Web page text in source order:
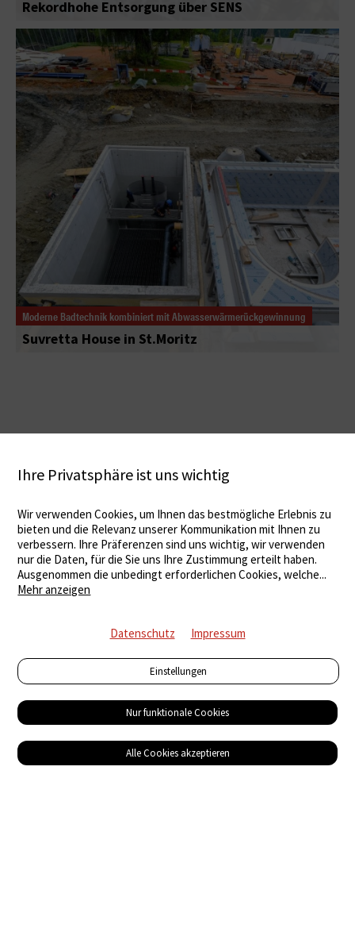
Rekordhohe Entsorgung über SENS
Moderne Badtechnik kombiniert mit Abwasserwärmerückgewinnung
Suvretta House in St.Moritz
Ihre Privatsphäre ist uns wichtig
Wir verwenden Cookies, um Ihnen das bestmögliche Erlebnis zu
bieten und die Relevanz unserer Kommunikation mit Ihnen zu
verbessern. Ihre Präferenzen sind uns wichtig, wir verwenden
nur die Daten, für die Sie uns Ihre Zustimmung erteilt haben.
Ausgenommen die unbedingt erforderlichen Cookies, welche...
Mehr anzeigen
Datenschutz Impressum
Einstellungen
Nur funktionale Cookies
Alle Cookies akzeptieren